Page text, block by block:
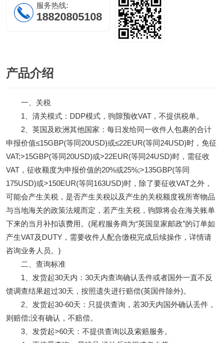
服务热线:
18820805108
产品介绍
一、关税
1、清关模式：DDP模式，驹隙预收VAT，不提供税单。
2、英国及欧洲其他国家：每日发给同一收件人包裹的合计
申报价值≤15GBP(等同20USD)或≤22EUR(等同24USD)时，免征
VAT;>15GBP(等同20USD)或>22EUR(等同24USD)时，需征收
VAT，征收额度为申报价值的20%或25%;>135GBP(等同
175USD)或>150EUR(等同163USD)时，除了要征收VAT之外，
可能会产生关税，是否产生关税以及产生的关税额度视所寄物品
与当地海关的政策法规而定，若产生关税，驹隙将会在海关账单
下来的当月补扣该费用。(尾程服务商为“英国皇家邮政”的订单如
产生VAT及DUTY，需要收件人配合缴税完成后续操作，详情请
咨询业务人员。)
二、查询标准
1、发货起30天内：30天内查询确认丢件或者国外一直不反
馈调查结果超过30天，按照遗失进行赔偿(英国件除外)。
2、发货起30-60天：只提供查询，若30天内国外确认丢件，
则赔偿;没有确认，不赔偿。
3、发货起>60天：不提供查询以及索赔服务。